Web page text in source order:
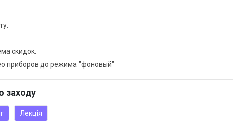
скидок.
приборов до режима "фоновый"
заходу
Лекція